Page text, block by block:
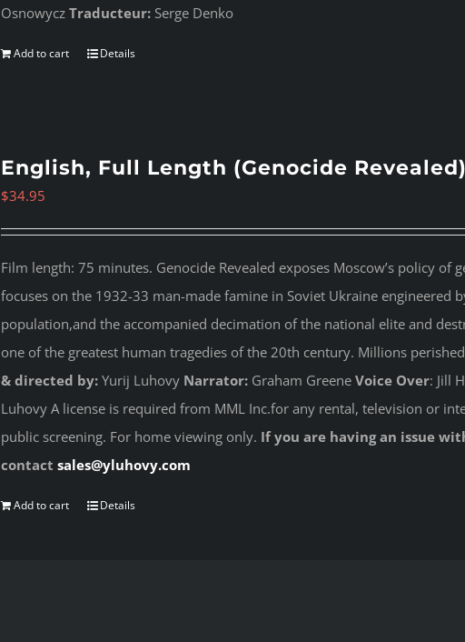
Osnowycz Traducteur:Serge Denko
Add to cart Details
English, Full Length (Genocide Revealed)
$34.95
Film length: 75 minutes. Genocide Revealed exposes Moscow’s policy of
focuses on the 1932-33 man-made famine in Soviet Ukraine engineered
population,and the accompanied decimation of the national elite and
one of the greatest human tragedies of the 20th century. Millions
& directed by:Yurij Luhovy Narrator:Graham Greene Voice Over: Jill
Luhovy A license is required from MML Inc.for any rental, television or
public screening. For home viewing only. If you are having an issue
contact sales@yluhovy.com
Add to cart Details